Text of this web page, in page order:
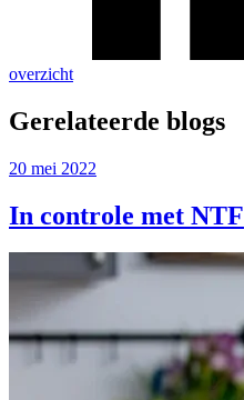
overzicht
Gerelateerde blogs
20 mei 2022
In controle met NTF